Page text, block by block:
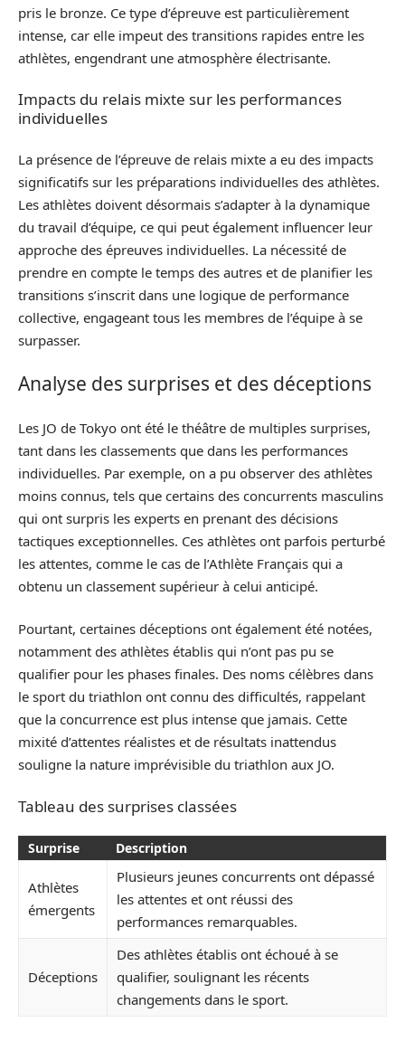
pris le bronze. Ce type d’épreuve est particulièrement
intense, car elle impeut des transitions rapides entre les
athlètes, engendrant une atmosphère électrisante.
Impacts du relais mixte sur les performances
individuelles
La présence de l’épreuve de relais mixte a eu des impacts
significatifs sur les préparations individuelles des athlètes.
Les athlètes doivent désormais s’adapter à la dynamique
du travail d’équipe, ce qui peut également influencer leur
approche des épreuves individuelles. La nécessité de
prendre en compte le temps des autres et de planifier les
transitions s’inscrit dans une logique de performance
collective, engageant tous les membres de l’équipe à se
surpasser.
Analyse des surprises et des déceptions
Les JO de Tokyo ont été le théâtre de multiples surprises,
tant dans les classements que dans les performances
individuelles. Par exemple, on a pu observer des athlètes
moins connus, tels que certains des concurrents masculins
qui ont surpris les experts en prenant des décisions
tactiques exceptionnelles. Ces athlètes ont parfois perturbé
les attentes, comme le cas de l’Athlète Français qui a
obtenu un classement supérieur à celui anticipé.
Pourtant, certaines déceptions ont également été notées,
notamment des athlètes établis qui n’ont pas pu se
qualifier pour les phases finales. Des noms célèbres dans
le sport du triathlon ont connu des difficultés, rappelant
que la concurrence est plus intense que jamais. Cette
mixité d’attentes réalistes et de résultats inattendus
souligne la nature imprévisible du triathlon aux JO.
Tableau des surprises classées
Surprise Description
Athlètes
émergents
Plusieurs jeunes concurrents ont dépassé
les attentes et ont réussi des
performances remarquables.
Déceptions
Des athlètes établis ont échoué à se
qualifier, soulignant les récents
changements dans le sport.